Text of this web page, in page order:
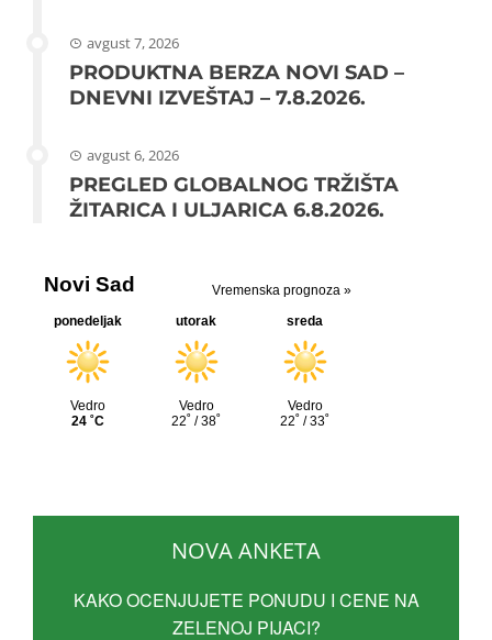
avgust 7, 2026
PRODUKTNA BERZA NOVI SAD –
DNEVNI IZVEŠTAJ – 7.8.2026.
avgust 6, 2026
PREGLED GLOBALNOG TRŽIŠTA
ŽITARICA I ULJARICA 6.8.2026.
NOVA ANKETA
KAKO OCENJUJETE PONUDU I CENE NA
ZELENOJ PIJACI?